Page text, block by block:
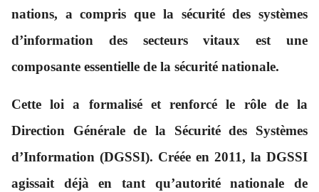
nations, a compris que la sécurité des systèmes
d’information des secteurs vitaux est une
composante essentielle de lasécurité nationale.
Cette loi a formalisé et renforcé le rôle de la
Direction Générale de la Sécurité des Systèmes
d’Information (DGSSI). Créée en 2011, la DGSSI
agissait déjà en tant qu’autorité nationale de